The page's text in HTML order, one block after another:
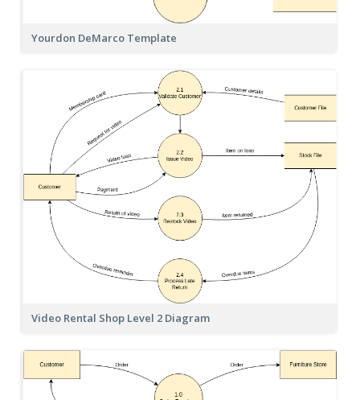
Yourdon DeMarco Template
Video Rental Shop Level 2 Diagram